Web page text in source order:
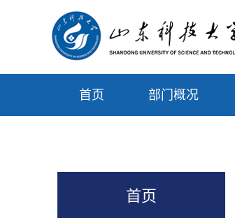
首页 部门概况
首页